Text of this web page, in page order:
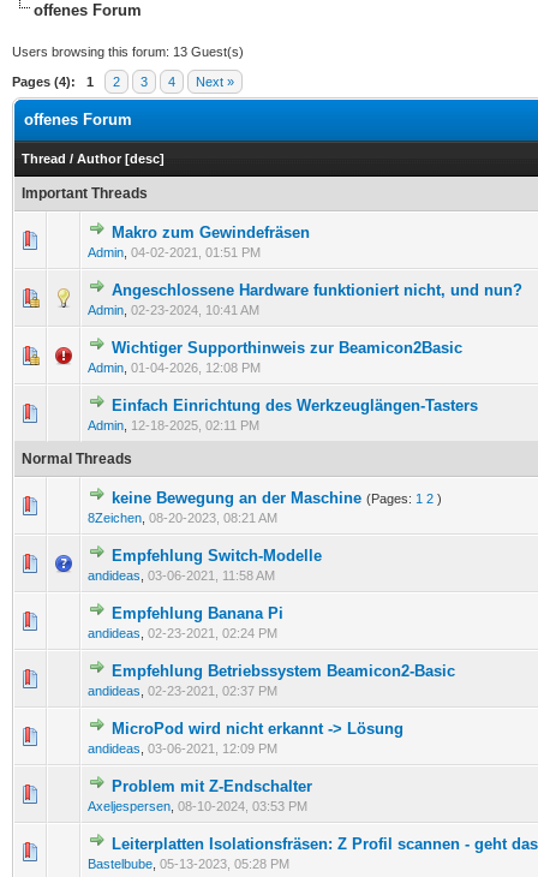
offenes Forum
Users browsing this forum: 13 Guest(s)
Pages (4): 1 2 3 4 Next »
offenes Forum
Thread / Author [desc]
Important Threads
Makro zum Gewindefräsen
Admin 04-02-2021, 01:51 PM
Angeschlossene Hardware funktioniert nicht, und nun?
Admin 02-23-2024, 10:41 AM
Wichtiger Supporthinweis zur Beamicon2Basic
Admin 01-04-2026, 12:08 PM
Einfach Einrichtung des Werkzeuglängen-Tasters
Admin 12-18-2025, 02:11 PM
Normal Threads
keine Bewegung an der Maschine (Pages: 1 2 )
8Zeichen 08-20-2023, 08:21 AM
Empfehlung Switch-Modelle
andideas 03-06-2021, 11:58 AM
Empfehlung Banana Pi
andideas 02-23-2021, 02:24 PM
Empfehlung Betriebssystem Beamicon2-Basic
andideas 02-23-2021, 02:37 PM
MicroPod wird nicht erkannt -> Lösung
andideas 03-06-2021, 12:09 PM
Problem mit Z-Endschalter
Axeljespersen 08-10-2024, 03:53 PM
Leiterplatten Isolationsfräsen: Z Profil scannen - geht
Bastelbube 05-13-2023, 05:28 PM